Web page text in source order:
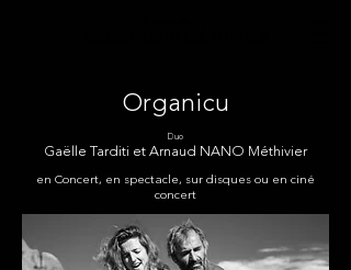
Organicu
Duo
Gaëlle Tarditi et Arnaud NANO Méthivier
en Concert, en spectacle, sur disques ou en ciné
concert